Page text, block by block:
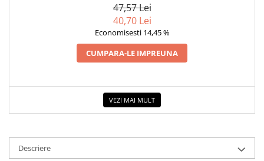
47,57 Lei
40,70 Lei
Economisesti 14,45 %
CUMPARA-LE IMPREUNA
VEZI MAI MULT
Descriere